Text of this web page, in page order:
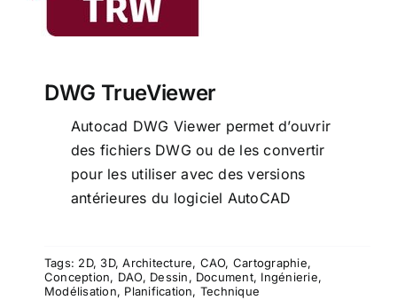
DWG TrueViewer
Autocad DWG Viewer permet d’ouvrir
des fichiers DWG ou de les convertir
pour les utiliser avec des versions
antérieures du logiciel AutoCAD
Tags: 2D, 3D,Architecture, CAO, Cartographie,
Conception, DAO, Dessin, Document, Ingénierie,
Modélisation, Planification, Technique